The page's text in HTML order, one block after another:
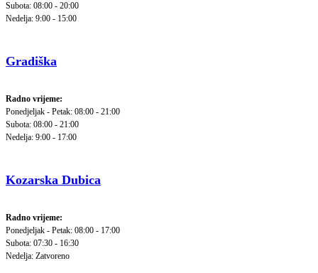
Subota: 08:00 - 20:00
Nedelja: 9:00 - 15:00
Gradiška
Radno vrijeme:
Ponedjeljak - Petak: 08:00 - 21:00
Subota: 08:00 - 21:00
Nedelja: 9:00 - 17:00
Kozarska Dubica
Radno vrijeme:
Ponedjeljak - Petak: 08:00 - 17:00
Subota: 07:30 - 16:30
Nedelja: Zatvoreno